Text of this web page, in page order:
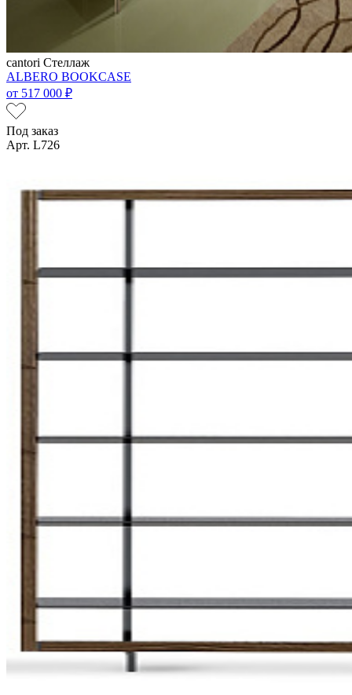
cantori Стеллаж
ALBERO BOOKCASE
от 517 000 ₽
Под заказ
Арт. L726